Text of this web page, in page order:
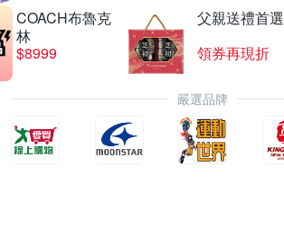
COACH布魯克
林
$8999
父親送禮首選
領券再現折
嚴選品牌